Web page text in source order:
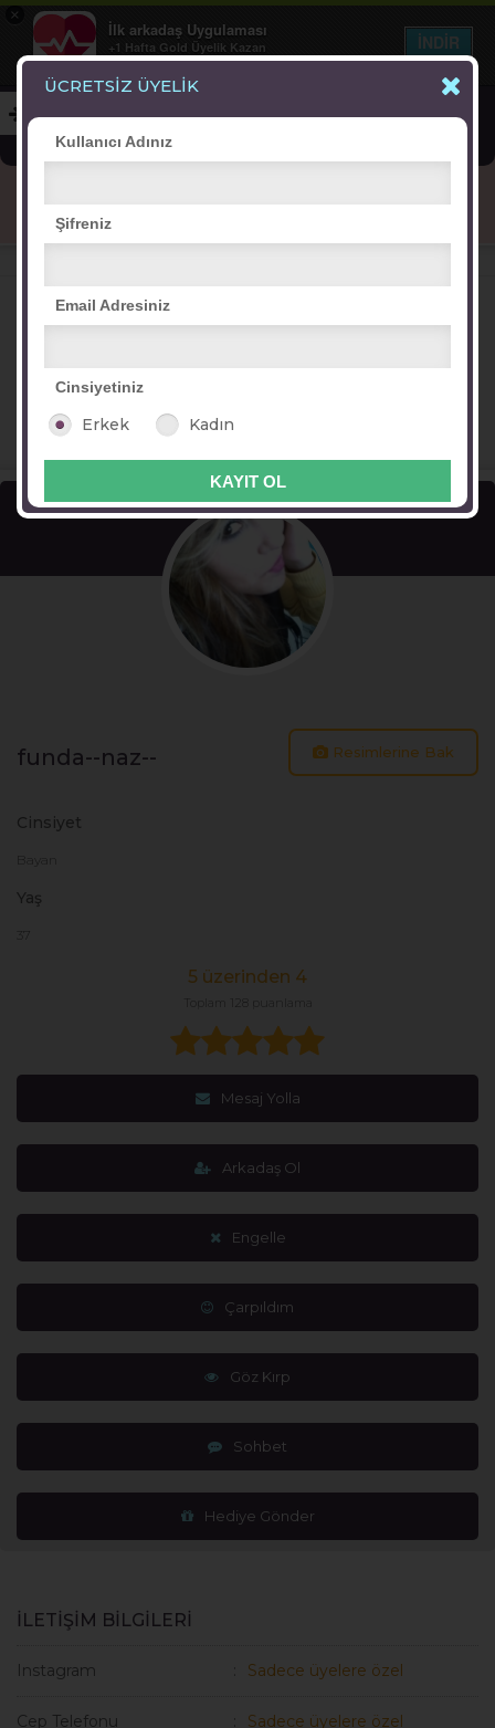
×
İlk arkadaş Uygulaması
+1 Hafta Gold Üyelik Kazan
Bedava - com.ilk.arkadas
İNDİR
Online Erkekler(373)
sümeyye94 zeliş_26
funda--naz-- Resimlerine Bak
Cinsiyet
Yaş
37
5 üzerinden 4
Toplam 128 puanlama
Mesaj Yolla
Arkadaş Ol
Engelle
Çarpıldım
Göz Kırp
Sohbet
Hediye Gönder
İLETİŞİM BİLGİLERİ
Instagram Sadece üyelere özel
Cep Telefonu Sadece üyelere özel
ÜCRETSİZ ÜYELİK
Kullanıcı Adınız
Şifreniz
Email Adresiniz
Cinsiyetiniz
Erkek Kadın